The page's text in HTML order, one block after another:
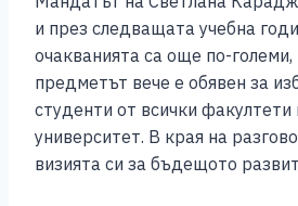
и през следващата учебна
очакванията са още по-големи,
предметът вече е обявен за
студенти от всички факултети
университет. В края на
визията си за бъдещото